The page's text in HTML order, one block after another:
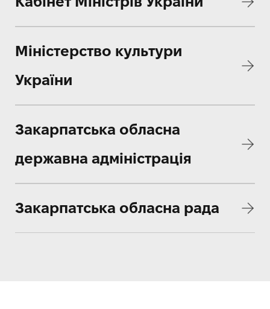
Міністерство культури
України
Закарпатська обласна
державна адміністрація
Закарпатська обласна рада